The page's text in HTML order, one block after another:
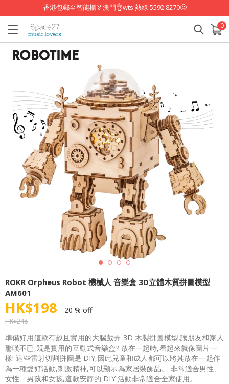
香港包郵至智能櫃🏅澳門👌wts 熱線 5592 8270🙂
0
已加入購物車 查看
ROKR Orpheus Robot 機械人 音樂盒 3D立體木質拼圖模型
AM601
HK$198 20 % off
HK$248
準備好用這款有趣且實用的大腦戲弄 3D 木製拼圖模型,讓朋友和家人
驚嘆不已,既是實用的互動式音樂盒? 放在一起時,看起來就像圖片一
樣! 這些雷射切割拼圖是 DIY,因此兒童和成人都可以將其放在一起作
為一種愛好活動,刺激精神,可以顯示為家居裝飾品。 非常適合男性、
女性、男孩和女孩,這款安靜的 DIY 活動非常適合全家使用。